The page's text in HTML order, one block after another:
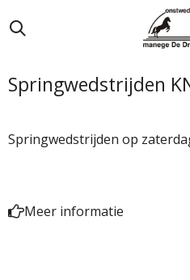
direct
de
hoofdinhoud
Springwedstrijden
Springwedstrijden op
Meer informatie